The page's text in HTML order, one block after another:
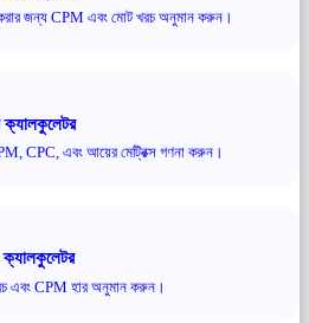
করার জন্য CPM এবং মোট খরচ অনুমান করুন।
ক্যালকুলেটর
CPC, এবং আয়ের মেট্রিক্স গণনা করুন।
ক্যালকুলেটর
খরচ এবং CPM হার অনুমান করুন।